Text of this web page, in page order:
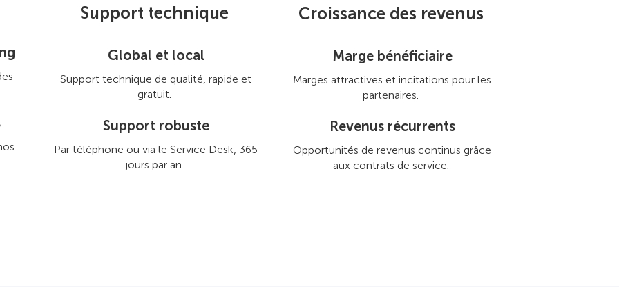
Support technique
Global et local
Support technique de qualité, rapide et
gratuit.
Support robuste
Par téléphone ou via le Service Desk, 365
jours par an.
Croissance des revenus
Marge bénéficiaire
Marges attractives et incitations pour les
partenaires.
Revenus récurrents
Opportunités de revenus continus grâce
aux contrats de service.